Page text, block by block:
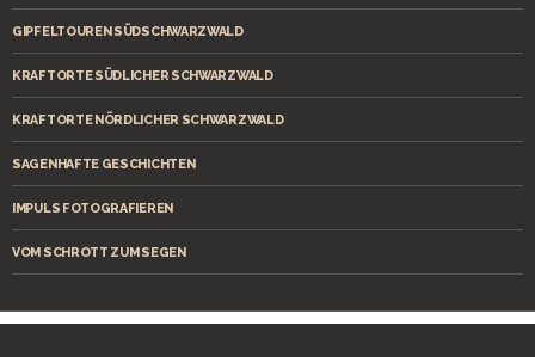
GIPFELTOUREN SÜDSCHWARZWALD
KRAFTORTE SÜDLICHER SCHWARZWALD
KRAFTORTE NÖRDLICHER SCHWARZWALD
SAGENHAFTE GESCHICHTEN
IMPULS FOTOGRAFIEREN
VOM SCHROTT ZUM SEGEN